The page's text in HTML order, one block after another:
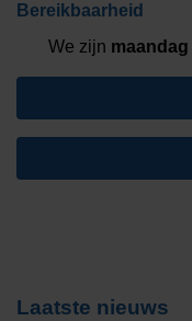
Bereikbaarheid
We zijn maandag
Laatste nieuws